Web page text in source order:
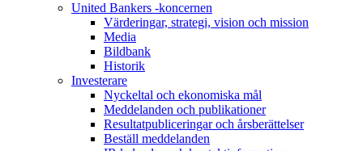
United Bankers -koncernen
Värderingar, strategi, vision och mission
Media
Bildbank
Historik
Investerare
Nyckeltal och ekonomiska mål
Meddelanden och publikationer
Resultatpubliceringar och årsberättelser
Beställ meddelanden